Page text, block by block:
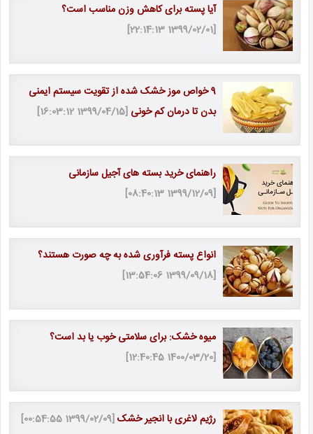
آیا پسته برای کاهش وزن مناسب است؟
[1399/02/01 22:14:13]
9 خواص موز خشک شده از تقویت سیستم ایمنی
بدن تا درمان کم خونی [1399/04/15 16:03:12]
راهنمای خرید بسته های آجیل سازمانی
[1399/12/09 08:40:13]
انواع پسته فرآوری ‌شده به چه صورت هستند؟
[1399/09/18 13:54:06]
میوه خشک: برای سلامتی خوب یا بد است؟
[1400/03/20 12:40:45]
رژیم لاغری با انجیر خشک[1399/02/09 00:54:55]